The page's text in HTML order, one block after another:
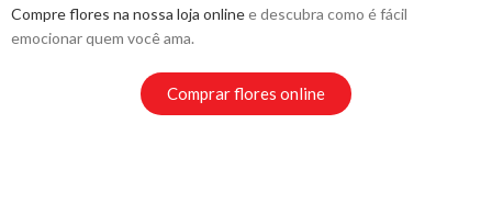
Compre flores na nossa loja onlinee descubra como é fácil
emocionar quem você ama.
Comprar flores online